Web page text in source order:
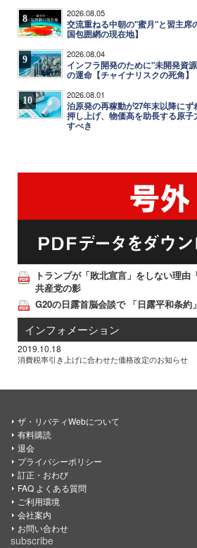
8 2026.08.05
交流重ねる中朝の"蜜月"と習主
国包囲網の現在地】
9 2026.08.04
インフラ開発のために"未開発資
の運命【チャイナリスクの死角】
10 2026.08.01
泊原発の再稼動が27年末以降に
押し上げ、物価高を助長する原
すべき
トランプが「敗北宣言」をしない理由
共産党の影
G20の日露首脳会談で 「日露平和条約
インフォメーション
2019.10.18
消費税率引き上げに合わせた価格改定のお知らせ
ザ・リバティWebについて
有料購読
退会
プライバシーポリシー
訂正・おわび
FAQ よくある質問
ご利用環境
会社案内
お問い合わせ
subscribe